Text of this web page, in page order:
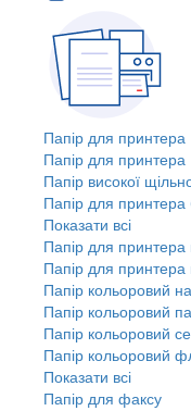
Папір для принтера
Папір для принтера
Папір високої
Папір для принтера
Показати всі
Папір для принтера
Папір для принтера
Папір кольоровий
Папір кольоровий
Папір кольоровий
Папір кольоровий
Показати всі
Папір для факсу